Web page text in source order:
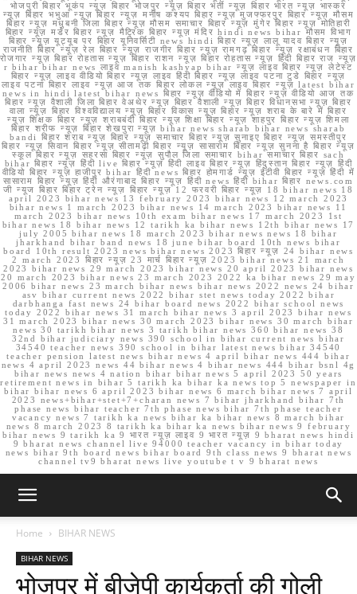
भोजपुरी बिहार भूकंप न्यूज़ बिहार भोजपुर न्यूज़ बिहार भर्ती न्यूज़ बिहार भारत न्यूज़ भास्कर
न्यूज़ बिहार भभुआ न्यूज़ बिहार न्यूज़ मनीष कश्यप बिहार न्यूज़ मुजफ्फरपुर बिहार न्यूज़ मौसम
बिहार न्यूज़ मधुबनी जिला बिहार न्यूज़ मौसम समाचार बिहार न्यूज़ मुंगेर बिहार न्यूज़ मोतिहारी
बिहार न्यूज़ मर्डर बिहार न्यूज़ मैट्रिक बिहार न्यूज़ मंदिर hindi news bihar मौसम विभाग
बिहार न्यूज़ यूट्यूब पर बिहार यूनिवर्सिटी news hindi बिहार न्यूज़ लालू यादव बिहार न्यूज़
राजनीति बिहार न्यूज़ रेल बिहार न्यूज़ राजगीर बिहार न्यूज़ रामगढ़ बिहार न्यूज़ रक्षाबंधन बिहार
रोजगार न्यूज़ बिहार रोहतास न्यूज़ बिहार राशन न्यूज़ बिहार रोहतास न्यूज़ हिंदी बिहार राज न्यूज़
r bihar bihar news लाइव manish kashyap bihar न्यूज़ लाइव बिहार न्यूज़ लेटेस्ट
बिहार न्यूज़ लाइव वीडियो बिहार न्यूज़ लाइव हिंदी बिहार न्यूज़ लाइव पटना टुडे बिहार न्यूज़
लाइव पटना बिहार लाइव न्यूज़ आज तक बिहार लोकल न्यूज़ लाइव बिहार न्यूज़ latest bihar
news in hindi latest bihar news बिहार न्यूज़ वीडियो में बिहार न्यूज़ वीडियो आज तक
बिहार न्यूज़ वैशाली जिला बिहार वेअथेर न्यूज़ बिहार वैशाली न्यूज़ बिहार विधानसभा न्यूज़ बिहार
वाला न्यूज़ बिहार विश्वविद्यालय न्यूज़ बिहार विकास न्यूज़ बिहार न्यूज़ शराब के बारे में बिहार
न्यूज़ शिक्षक बिहार न्यूज़ शराबबंदी बिहार न्यूज़ शिक्षा बिहार न्यूज़ शाहपुर बिहार न्यूज़ शिमला
बिहार शरीफ न्यूज़ बिहार शेखपुरा न्यूज़ bihar news sharab bihar news sharab
bandi बिहार शराब न्यूज़ बिहार न्यूज़ समाचार बिहार न्यूज़ सुनाइए बिहार न्यूज़ समस्तीपुर
बिहार न्यूज़ सिवान बिहार न्यूज़ सीतामढ़ी बिहार न्यूज़ सासाराम बिहार न्यूज़ सुनना है बिहार न्यूज़
स्कूल बिहार न्यूज़ सहरसा बिहार न्यूज़ सुपौल जिला समाचार bihar समाचार बिहार sach
bihar बिहार न्यूज़ हिंदी live बिहार न्यूज़ हिंदी लाइव बिहार न्यूज़ हिंदुस्तान बिहार न्यूज़ हिंदी
वीडियो बिहार न्यूज़ हाजीपुर bihar हिंदी news बिहार होमगार्ड न्यूज़ ईटीवी बिहार न्यूज़ हिंदी में
सासाराम बिहार न्यूज़ हिंदी औरंगाबाद बिहार न्यूज़ हिंदी news हिंदी bihar बिहार news.com
जी न्यूज बिहार बिहार ट्रेन न्यूज़ बिहार न्यूज़ 12 फरवरी बिहार न्यूज़ 18 bihar news 18
april 2023 bihar news 13 february 2023 bihar news 12 march 2023
bihar news 1 march 2023 bihar news 14 march 2023 bihar news 11
march 2023 bihar news 10th exam bihar news 17 march 2023 1st
bihar news 18 bihar news 12 tarikh ka bihar news 12th bihar news 17
july 2005 bihar news 18 march 2023 bihar news news 18 bihar
jharkhand bihar band news 18 june bihar board 10th news bihar
board 10th result 2023 news bihar news 2023 बिहार न्यूज़ 24 bihar news
2 march 2023 बिहार न्यूज़ 23 मार्च बिहार न्यूज़ 2023 bihar news 21 march
2023 bihar news 29 march 2023 bihar news 20 april 2023 bihar news
20 march 2023 bihar news 23 march 2023 2022 ka bihar news 29 may
2006 bihar news 23 march bihar news bihar news 2022 news 24 bihar
asv bihar current news 2022 bihar stet news today 2022 bihar
darbhanga fast news 24 bihar board news 2022 bihar school news
today 2022 bihar news 31 march bihar news 3 april 2023 bihar news
31 march 2023 bihar news 30 march 2023 bihar news 30 march bihar
news 30 tarikh bihar news 3 tarikh bihar news 360 bihar news 38
32nd bihar judiciary news 390 school in bihar current news bihar
34540 teacher news 390 school in bihar latest news bihar 34540
teacher pension latest news bihar news 4 april bihar news 444 bihar
news 4 april 2023 news 44 bihar news 4 bihar news 444 bihar bsnl 4g
bihar news news 4 nation bihar bihar news 5 april 2023 50 years
retirement news in bihar 5 tarikh ka bihar ka news top 5 newspaper in
bihar bihar news 6 april 2023 bihar news 6 march bihar news 7 april
2023 news+bihar+stet+7+charan news 7 bihar jharkhand bihar 7th
phase news bihar teacher 7th phase news bihar 7th phase teacher
vacancy news 7 tarikh ka news bihar ka bihar news 8 march bihar
news 8 march 2023 8 tarikh ka bihar ka news bihar news 9 february
bihar news 9 tarikh ka 9 भारत न्यूज़ लाइव 9 भारत न्यूज़ 9 bharat news hindi
9 bharat news channel live 94000 teacher vacancy in bihar today
news bihar 9th board news bihar board 9th class news 9 bharat news
channel tv9 bharat news live youtube t v 9 bharat news
Home BIHAR NEWS
BIHAR NEWS
भोजपुर में बीजेपी कार्यकर्ता की गोली